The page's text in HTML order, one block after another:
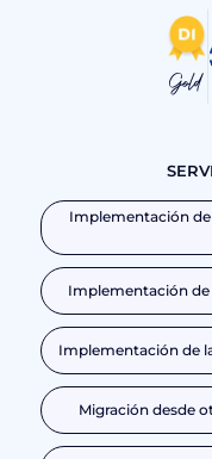
Gold
Implementación de
Implementación de
Implementación de
Migración desde